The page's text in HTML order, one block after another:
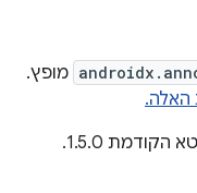
מופץ.
1.5.0.